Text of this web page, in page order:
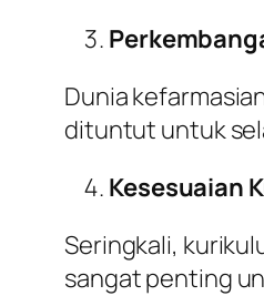
Dunia
dituntut untuk
Kesesuaian
Seringkali,
sangat penting